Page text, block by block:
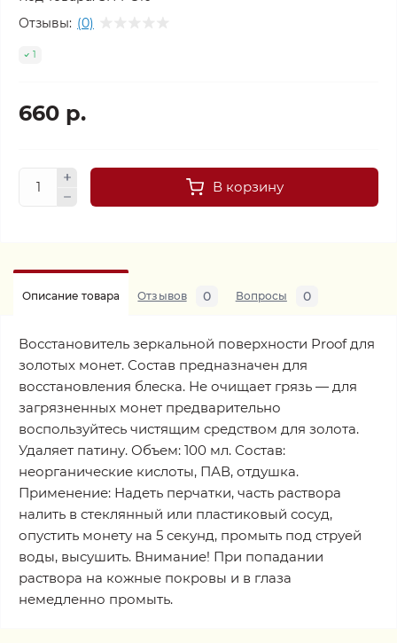
Отзывы: (0)
1
660 р.
В корзину
Описание товара Отзывов 0 Вопросы 0
Восстановитель зеркальной поверхности Proof для
золотых монет. Состав предназначен для
восстановления блеска. Не очищает грязь — для
загрязненных монет предварительно
воспользуйтесь чистящим средством для золота.
Удаляет патину. Объем: 100 мл. Состав:
неорганические кислоты, ПАВ, отдушка.
Применение: Надеть перчатки, часть раствора
налить в стеклянный или пластиковый сосуд,
опустить монету на 5 секунд, промыть под струей
воды, высушить. Внимание! При попадании
раствора на кожные покровы и в глаза
немедленно промыть.